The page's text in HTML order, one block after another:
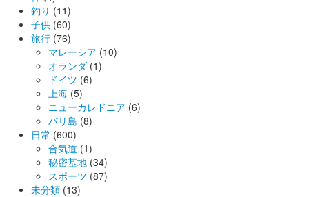
釣り (11)
子供 (60)
旅行 (76)
マレーシア (10)
オランダ (1)
ドイツ (6)
上海 (5)
ニューカレドニア (6)
バリ島 (8)
日常 (600)
合気道 (1)
秘密基地 (34)
スポーツ (87)
未分類 (13)